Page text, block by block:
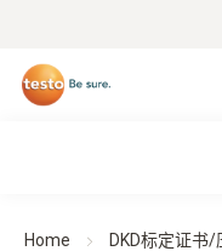
Home DKD标定证书/